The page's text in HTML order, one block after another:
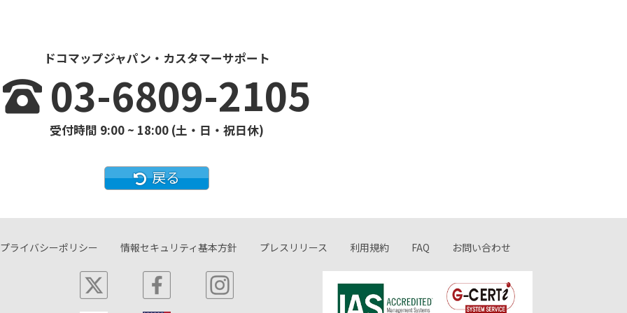
ドコマップジャパン・カスタマーサポート
03-6809-2105
受付時間 9:00 ~ 18:00 (土・日・祝日休)
戻る
プライバシーポリシー 情報セキュリティ基本方針 プレスリリース 利用規約 FAQ お問い合わせ